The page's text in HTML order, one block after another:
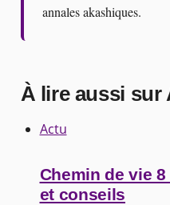
annales akashiques.
À lire aussi sur
Actu
Chemin de vie
et conseils